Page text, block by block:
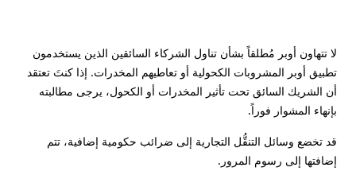
لا تتهاون أوبر مُطلقاً بشأن تناول الشركاء السائقين الذين يستخدمون
تطبيق أوبر المشروبات الكحولية أو تعاطيهم المخدرات. إذا كنتَ تعتقد
أن الشريك السائق تحت تأثير المخدرات أو الكحول، يرجى مطالبته
بإنهاء المشوار فوراً.
قد تخضع وسائل التنقُّل التجارية إلى ضرائب حكومية إضافية، تتم
إضافتها إلى رسوم المرور.